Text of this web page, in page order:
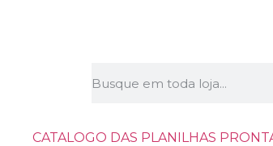
CATALOGO DAS PLANILHAS